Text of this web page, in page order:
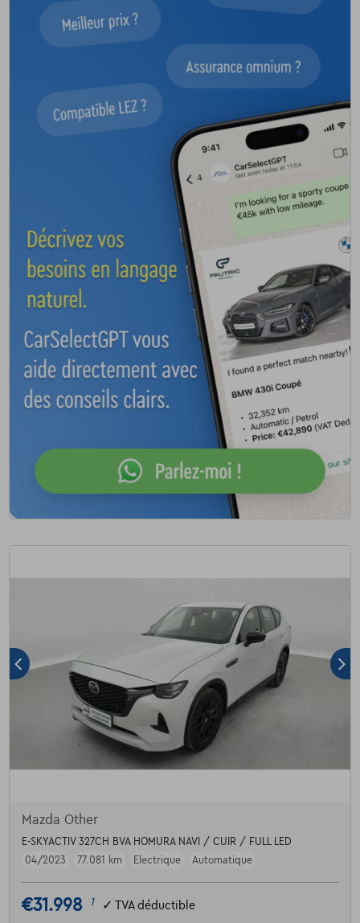
Mazda Other
E-SKYACTIV 327CH BVA HOMURA NAVI / CUIR / FULL LED
04/2023
77.081 km Electrique Automatique
€31.998 1 ✓ TVA déductible